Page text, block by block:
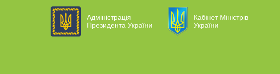
Адміністрація
Президента України
Кабінет Міністрів
України